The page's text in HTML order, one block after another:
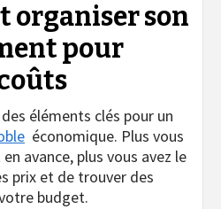
organiser son
pour
éléments clés pour un
économique. Plus vous
avance, plus vous avez le
prix et de trouver des
budget.